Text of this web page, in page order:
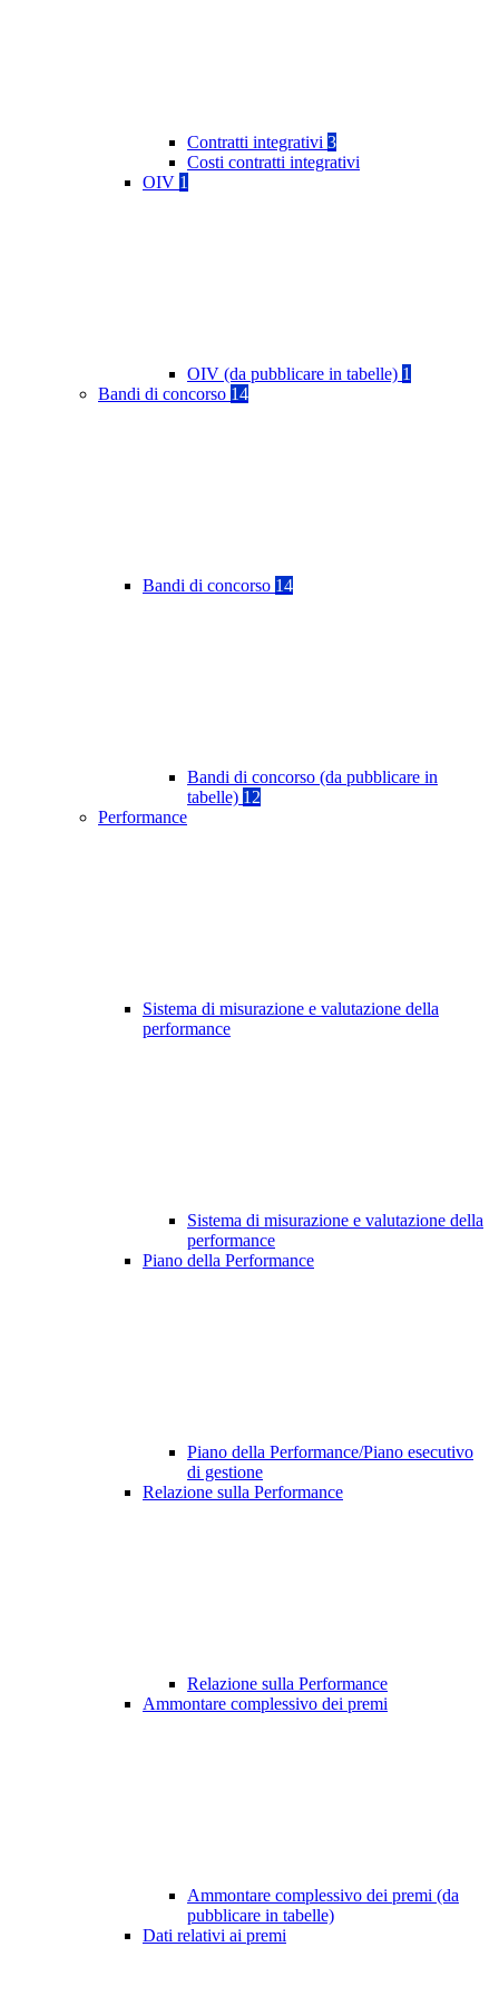
Contratti integrativi 3
Costi contratti integrativi
OIV 1
OIV (da pubblicare in tabelle) 1
Bandi di concorso 14
Bandi di concorso 14
Bandi di concorso (da pubblicare in
tabelle) 12
Performance
Sistema di misurazione e valutazione della
performance
Sistema di misurazione e valutazione della
performance
Piano della Performance
Piano della Performance/Piano esecutivo
di gestione
Relazione sulla Performance
Relazione sulla Performance
Ammontare complessivo dei premi
Ammontare complessivo dei premi (da
pubblicare in tabelle)
Dati relativi ai premi